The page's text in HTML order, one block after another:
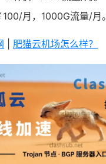
月，1000G流量/月。
肥猫云机场怎么样？